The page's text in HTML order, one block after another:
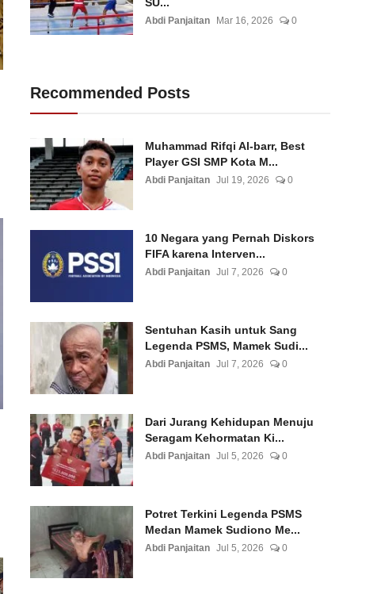
Abdi Panjaitan Mar 16, 2026 0
Recommended Posts
Muhammad Rifqi Al-barr, Best
Player GSI SMP Kota M...
Abdi Panjaitan Jul 19, 2026 0
10 Negara yang Pernah Diskors
FIFA karena Interven...
Abdi Panjaitan Jul 7, 2026 0
Sentuhan Kasih untuk Sang
Legenda PSMS, Mamek Sudi...
Abdi Panjaitan Jul 7, 2026 0
Dari Jurang Kehidupan Menuju
Seragam Kehormatan Ki...
Abdi Panjaitan Jul 5, 2026 0
Potret Terkini Legenda PSMS
Medan Mamek Sudiono Me...
Abdi Panjaitan Jul 5, 2026 0